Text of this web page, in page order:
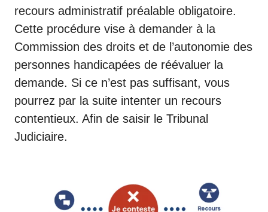
recours administratif préalable obligatoire.
Cette procédure vise à demander à la
Commission des droits et de l’autonomie des
personnes handicapées de réévaluer la
demande. Si ce n’est pas suffisant, vous
pourrez par la suite intenter un recours
contentieux. Afin de saisir le Tribunal
Judiciaire.